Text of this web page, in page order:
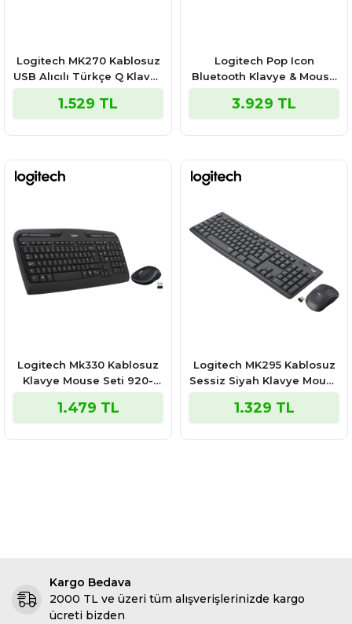
Logitech MK270 Kablosuz
USB Alıcılı Türkçe Q Klavye
Mouse Seti - Siyah 920-
004525
1.529 TL
Logitech Pop Icon
Bluetooth Klavye & Mouse
Seti Beyaz 920-013076
3.929 TL
Logitech Mk330 Kablosuz
Klavye Mouse Seti 920-
003988
1.479 TL
Logitech MK295 Kablosuz
Sessiz Siyah Klavye Mouse
Seti 920-009804
1.329 TL
Kargo Bedava
2000 TL ve üzeri tüm alışverişlerinizde kargo
ücreti bizden